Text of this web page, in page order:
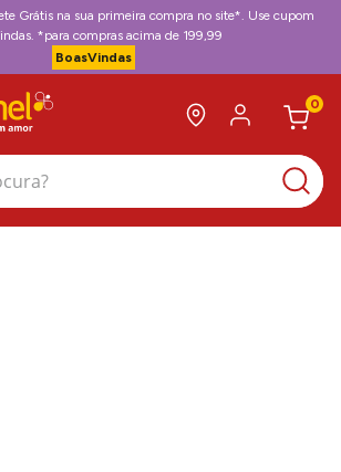
Grátis na sua primeira compra no site*. Use cupom
*para compras acima de 199,99
BoasVindas
0